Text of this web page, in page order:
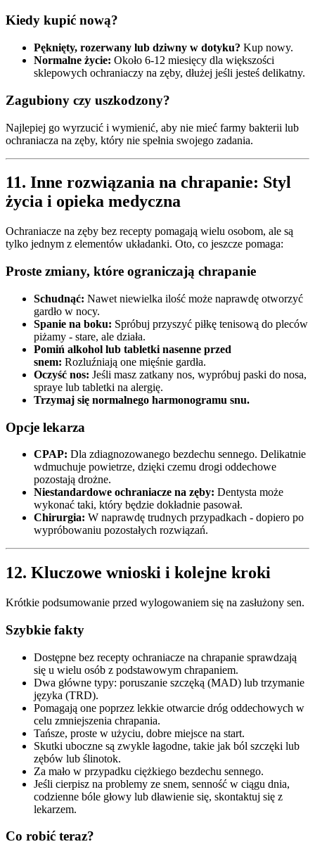
Kiedy kupić nową?
Pęknięty, rozerwany lub dziwny w dotyku? Kup nowy.
Normalne życie: Około 6-12 miesięcy dla większości
sklepowych ochraniaczy na zęby, dłużej jeśli jesteś delikatny.
Zagubiony czy uszkodzony?
Najlepiej go wyrzucić i wymienić, aby nie mieć farmy bakterii lub
ochraniacza na zęby, który nie spełnia swojego zadania.
11. Inne rozwiązania na chrapanie: Styl
życia i opieka medyczna
Ochraniacze na zęby bez recepty pomagają wielu osobom, ale są
tylko jednym z elementów układanki. Oto, co jeszcze pomaga:
Proste zmiany, które ograniczają chrapanie
Schudnąć: Nawet niewielka ilość może naprawdę otworzyć
gardło w nocy.
Spanie na boku: Spróbuj przyszyć piłkę tenisową do pleców
piżamy - stare, ale działa.
Pomiń alkohol lub tabletki nasenne przed
snem: Rozluźniają one mięśnie gardła.
Oczyść nos: Jeśli masz zatkany nos, wypróbuj paski do nosa,
spraye lub tabletki na alergię.
Trzymaj się normalnego harmonogramu snu.
Opcje lekarza
CPAP: Dla zdiagnozowanego bezdechu sennego. Delikatnie
wdmuchuje powietrze, dzięki czemu drogi oddechowe
pozostają drożne.
Niestandardowe ochraniacze na zęby: Dentysta może
wykonać taki, który będzie dokładnie pasował.
Chirurgia: W naprawdę trudnych przypadkach - dopiero po
wypróbowaniu pozostałych rozwiązań.
12. Kluczowe wnioski i kolejne kroki
Krótkie podsumowanie przed wylogowaniem się na zasłużony sen.
Szybkie fakty
Dostępne bez recepty ochraniacze na chrapanie sprawdzają
się u wielu osób z podstawowym chrapaniem.
Dwa główne typy: poruszanie szczęką (MAD) lub trzymanie
języka (TRD).
Pomagają one poprzez lekkie otwarcie dróg oddechowych w
celu zmniejszenia chrapania.
Tańsze, proste w użyciu, dobre miejsce na start.
Skutki uboczne są zwykle łagodne, takie jak ból szczęki lub
zębów lub ślinotok.
Za mało w przypadku ciężkiego bezdechu sennego.
Jeśli cierpisz na problemy ze snem, senność w ciągu dnia,
codzienne bóle głowy lub dławienie się, skontaktuj się z
lekarzem.
Co robić teraz?